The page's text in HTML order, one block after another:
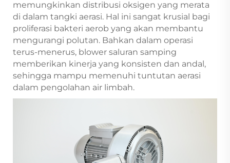
memungkinkan distribusi oksigen yang merata
di dalam tangki aerasi. Hal ini sangat krusial bagi
proliferasi bakteri aerob yang akan membantu
mengurangi polutan. Bahkan dalam operasi
terus-menerus, blower saluran samping
memberikan kinerja yang konsisten dan andal,
sehingga mampu memenuhi tuntutan aerasi
dalam pengolahan air limbah.